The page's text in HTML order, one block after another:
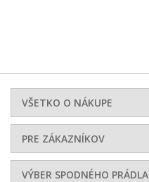
VŠETKO O NÁKUPE
PRE ZÁKAZNÍKOV
VÝBER SPODNÉHO PRÁDLA